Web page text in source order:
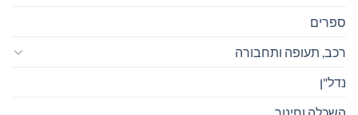
ספרים
רכב, תעופה ותחבורה
נדל"ן